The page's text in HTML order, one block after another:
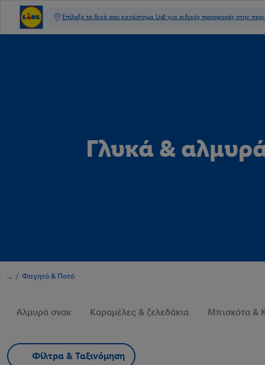
Γλυκά &
/ Φαγητό & Ποτό
Αλμυρά σνακ Καραμέλες & ζελεδάκια Μπισκότα &
Φίλτρα & Ταξινόμηση